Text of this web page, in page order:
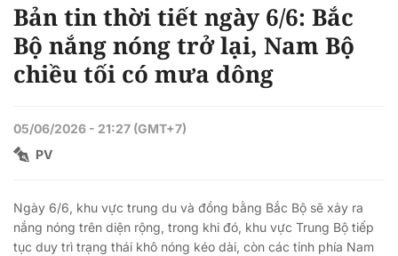
Bản tin thời tiết ngày 6/6: Bắc
Bộ nắng nóng trở lại, Nam Bộ
chiều tối có mưa dông
05/06/2026 - 21:27 (GMT+7)
PV
Ngày 6/6, khu vực trung du và đồng bằng Bắc Bộ sẽ xảy ra
nắng nóng trên diện rộng, trong khi đó, khu vực Trung Bộ tiếp
tục duy trì trạng thái khô nóng kéo dài, còn các tỉnh phía Nam